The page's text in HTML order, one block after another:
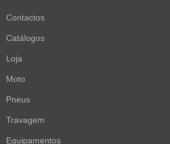
Contactos
Catálogos
Loja
Moto
Pneus
Travagem
Equipamentos